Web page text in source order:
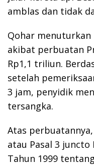
amblas dan tidak
Qohar menuturkan
akibat perbuatan
Rp1,1 triliun.
setelah
3 jam, penyidik
tersangka.
Atas
atau Pasal 3 juncto
Tahun 1999